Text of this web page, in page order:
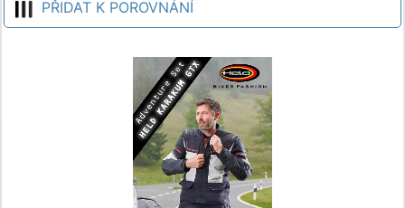
PŘIDAT K POROVNÁNÍ